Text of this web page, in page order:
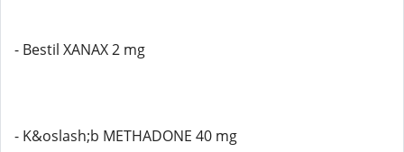
- Bestil XANAX 2 mg
- K&oslash;b METHADONE 40 mg